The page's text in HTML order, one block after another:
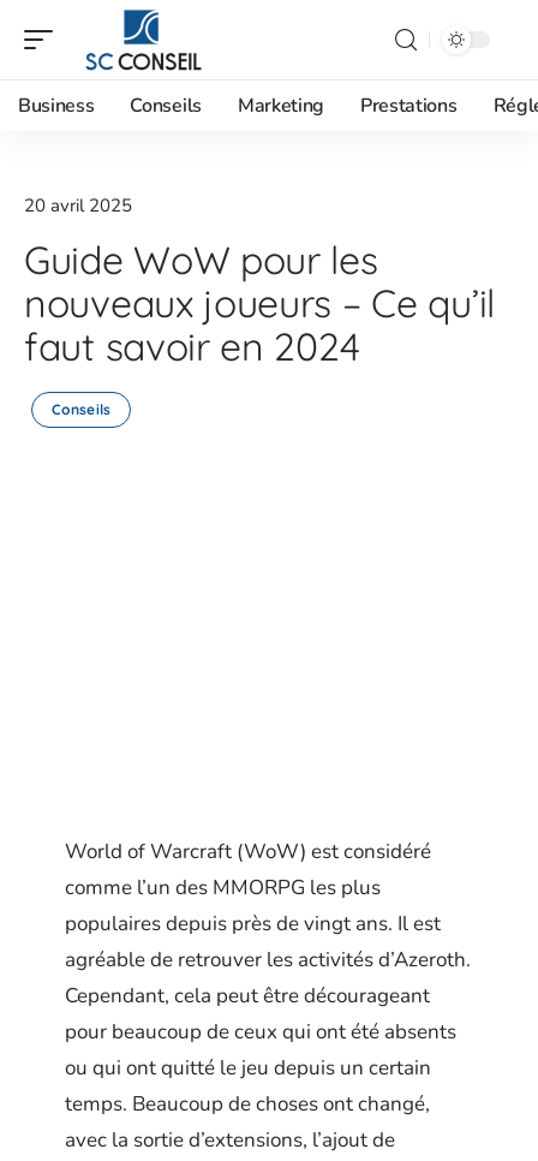
Business Conseils Marketing Prestations
20 avril 2025
Guide WoW pour les
nouveaux joueurs – Ce qu’il
faut savoir en 2024
Conseils
World of Warcraft (WoW) est considéré
comme l’un des MMORPG les plus
populaires depuis près de vingt ans. Il est
agréable de retrouver les activités d’Azeroth.
Cependant, cela peut être décourageant
pour beaucoup de ceux qui ont été absents
ou qui ont quitté le jeu depuis un certain
temps. Beaucoup de choses ont changé,
avec la sortie d’extensions, l’ajout de